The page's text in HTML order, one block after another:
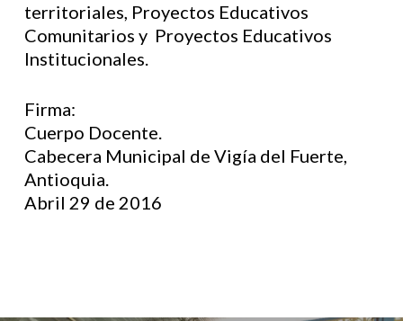
territoriales, Proyectos Educativos
Comunitarios y Proyectos Educativos
Institucionales.
Firma:
Cuerpo Docente.
Cabecera Municipal de Vigía del Fuerte,
Antioquia.
Abril 29 de 2016